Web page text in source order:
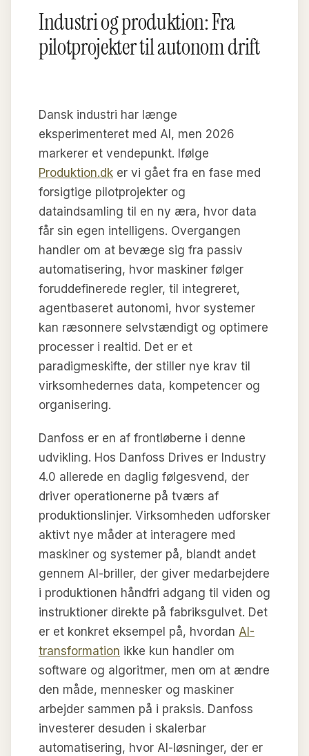
Industri og produktion: Fra
pilotprojekter til autonom drift
Dansk industri har længe
eksperimenteret med AI, men 2026
markerer et vendepunkt. Ifølge
Produktion.dk er vi gået fra en fase med
forsigtige pilotprojekter og
dataindsamling til en ny æra, hvor data
får sin egen intelligens. Overgangen
handler om at bevæge sig fra passiv
automatisering, hvor maskiner følger
foruddefinerede regler, til integreret,
agentbaseret autonomi, hvor systemer
kan ræsonnere selvstændigt og optimere
processer i realtid. Det er et
paradigmeskifte, der stiller nye krav til
virksomhedernes data, kompetencer og
organisering.
Danfoss er en af frontløberne i denne
udvikling. Hos Danfoss Drives er Industry
4.0 allerede en daglig følgesvend, der
driver operationerne på tværs af
produktionslinjer. Virksomheden udforsker
aktivt nye måder at interagere med
maskiner og systemer på, blandt andet
gennem AI-briller, der giver medarbejdere
i produktionen håndfri adgang til viden og
instruktioner direkte på fabriksgulvet. Det
er et konkret eksempel på, hvordan AI-
transformation ikke kun handler om
software og algoritmer, men om at ændre
den måde, mennesker og maskiner
arbejder sammen på i praksis. Danfoss
investerer desuden i skalerbar
automatisering, hvor AI-løsninger, der er